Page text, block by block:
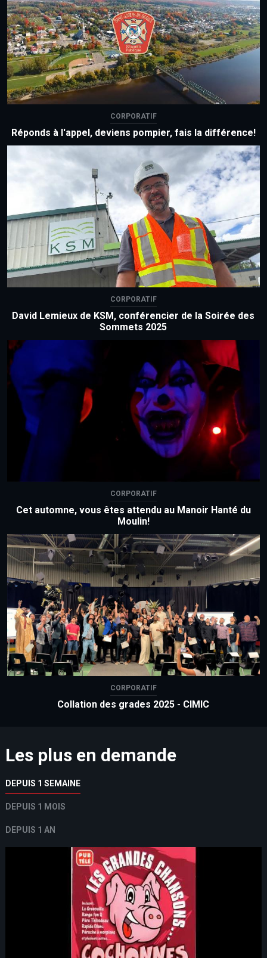
CORPORATIF
Réponds à l'appel, deviens pompier, fais la différence!
CORPORATIF
David Lemieux de KSM, conférencier de la Soirée des
Sommets 2025
CORPORATIF
Cet automne, vous êtes attendu au Manoir Hanté du
Moulin!
CORPORATIF
Collation des grades 2025 - CIMIC
Les plus en demande
DEPUIS 1 SEMAINE
DEPUIS 1 MOIS
DEPUIS 1 AN